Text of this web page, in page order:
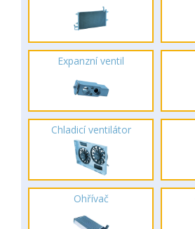
Expanzní ventil
Chladicí ventilátor
Ohřívač